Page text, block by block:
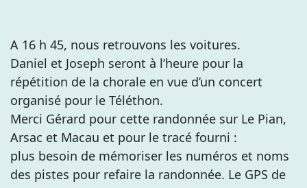
A 16 h 45, nous retrouvons les voitures.
Daniel et Joseph seront à l’heure pour la
répétition de la chorale en vue d’un concert
organisé pour le Téléthon.
Merci Gérard pour cette randonnée sur Le Pian,
Arsac et Macau et pour le tracé fourni :
plus besoin de mémoriser les numéros et noms
des pistes pour refaire la randonnée. Le GPS de